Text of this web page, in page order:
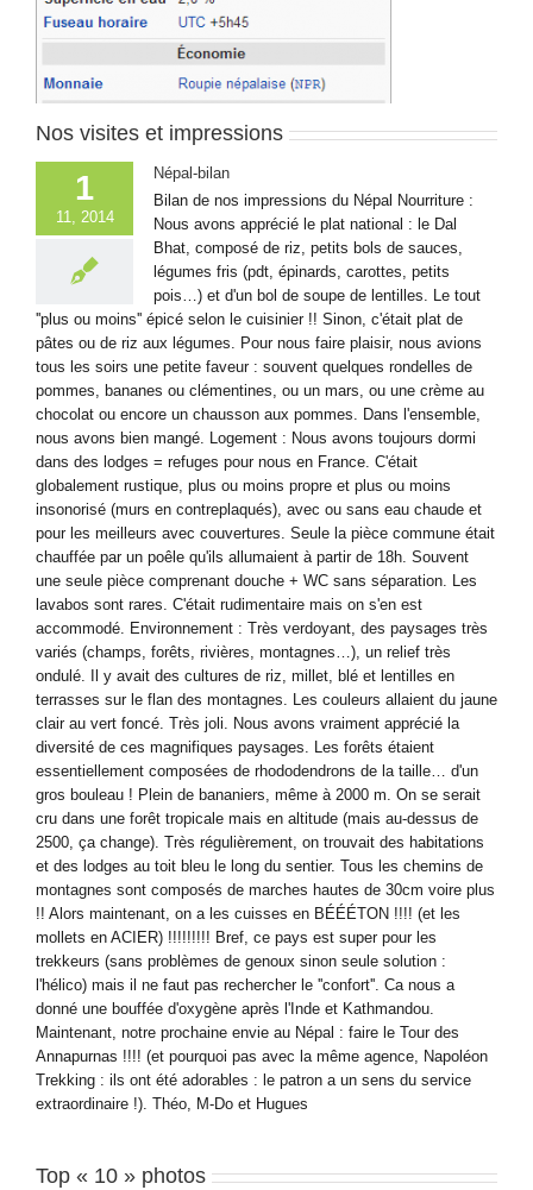
Nos visites et impressions
1
11, 2014
Népal-bilan
Bilan de nos impressions du Népal Nourriture :
Nous avons apprécié le plat national : le Dal
Bhat, composé de riz, petits bols de sauces,
légumes fris (pdt, épinards, carottes, petits
pois…) et d'un bol de soupe de lentilles. Le tout
''plus ou moins'' épicé selon le cuisinier !! Sinon, c'était plat de
pâtes ou de riz aux légumes. Pour nous faire plaisir, nous avions
tous les soirs une petite faveur : souvent quelques rondelles de
pommes, bananes ou clémentines, ou un mars, ou une crème au
chocolat ou encore un chausson aux pommes. Dans l'ensemble,
nous avons bien mangé. Logement : Nous avons toujours dormi
dans des lodges = refuges pour nous en France. C'était
globalement rustique, plus ou moins propre et plus ou moins
insonorisé (murs en contreplaqués), avec ou sans eau chaude et
pour les meilleurs avec couvertures. Seule la pièce commune était
chauffée par un poêle qu'ils allumaient à partir de 18h. Souvent
une seule pièce comprenant douche + WC sans séparation. Les
lavabos sont rares. C'était rudimentaire mais on s'en est
accommodé. Environnement : Très verdoyant, des paysages très
variés (champs, forêts, rivières, montagnes…), un relief très
ondulé. Il y avait des cultures de riz, millet, blé et lentilles en
terrasses sur le flan des montagnes. Les couleurs allaient du jaune
clair au vert foncé. Très joli. Nous avons vraiment apprécié la
diversité de ces magnifiques paysages. Les forêts étaient
essentiellement composées de rhododendrons de la taille… d'un
gros bouleau ! Plein de bananiers, même à 2000 m. On se serait
cru dans une forêt tropicale mais en altitude (mais au-dessus de
2500, ça change). Très régulièrement, on trouvait des habitations
et des lodges au toit bleu le long du sentier. Tous les chemins de
montagnes sont composés de marches hautes de 30cm voire plus
!! Alors maintenant, on a les cuisses en BÉÉÉTON !!!! (et les
mollets en ACIER) !!!!!!!!! Bref, ce pays est super pour les
trekkeurs (sans problèmes de genoux sinon seule solution :
l'hélico) mais il ne faut pas rechercher le ''confort''. Ca nous a
donné une bouffée d'oxygène après l'Inde et Kathmandou.
Maintenant, notre prochaine envie au Népal : faire le Tour des
Annapurnas !!!! (et pourquoi pas avec la même agence, Napoléon
Trekking : ils ont été adorables : le patron a un sens du service
extraordinaire !). Théo, M-Do et Hugues
Top « 10 » photos